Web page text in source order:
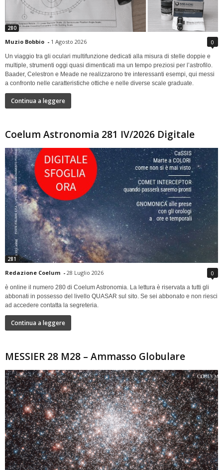
280
Muzio Bobbio - 1 Agosto 2026 0
Un viaggio tra gli oculari multifunzione dedicati alla misura di stelle doppie e
multiple, strumenti oggi quasi dimenticati ma un tempo preziosi per l’astrofilo.
Baader, Celestron e Meade ne realizzarono tre interessanti esempi, qui messi
a confronto nelle caratteristiche ottiche e nelle diverse scale graduate.
Continua a leggere
Coelum Astronomia 281 IV/2026 Digitale
281
Redazione Coelum - 28 Luglio 2026 0
è online il numero 280 di Coelum Astronomia. La lettura è riservata a tutti gli
abbonati in possesso del livello QUASAR sul sito. Se sei abbonato e non riesci
ad accedere contatta la segreteria.
Continua a leggere
MESSIER 28 M28 – Ammasso Globulare